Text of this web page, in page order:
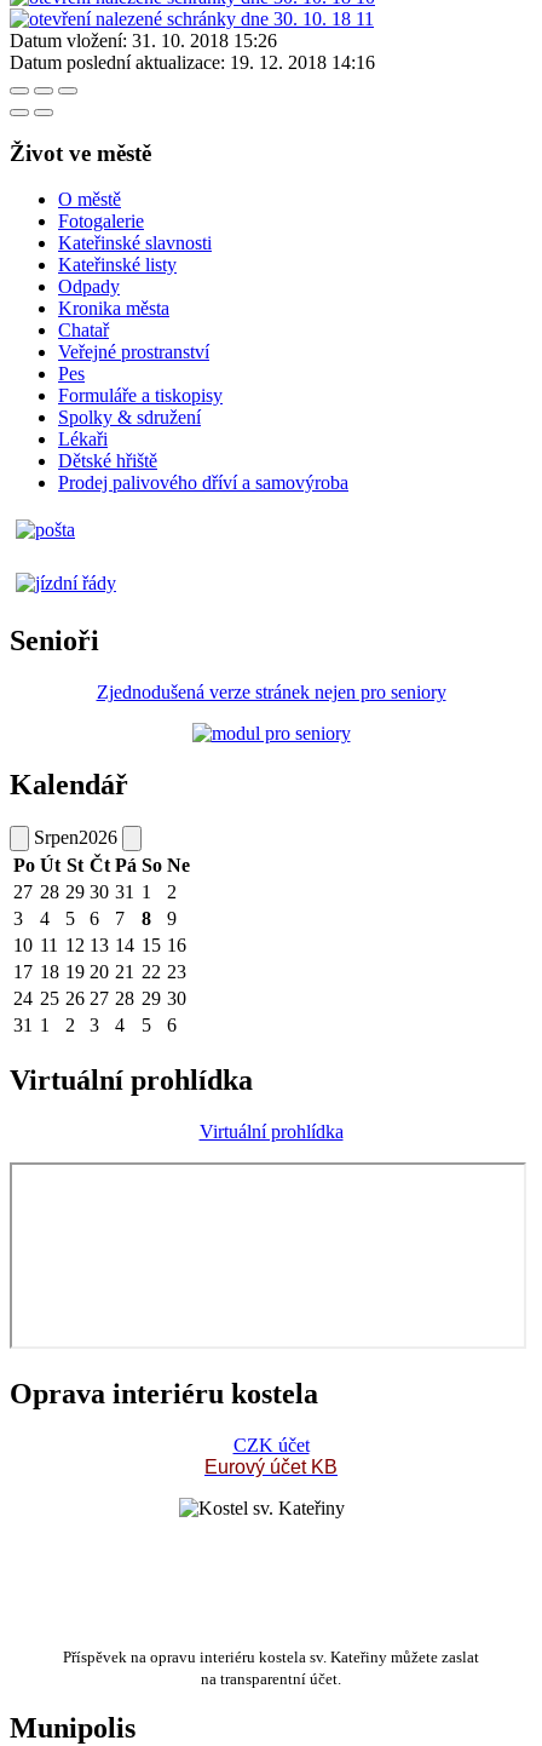
Datum vložení: 31. 10. 2018 15:26
Datum poslední aktualizace: 19. 12. 2018 14:16
Život ve městě
O městě
Fotogalerie
Kateřinské slavnosti
Kateřinské listy
Odpady
Kronika města
Chatař
Veřejné prostranství
Pes
Formuláře a tiskopisy
Spolky & sdružení
Lékaři
Dětské hřiště
Prodej palivového dříví a samovýroba
Senioři
Zjednodušená verze stránek nejen pro seniory
Kalendář
Srpen2026
Po Út St Čt Pá So Ne
27 28 29 30 31 1
2
3
4 5 6 7 8
9
10 11 12 13 14 15 16
17 18 19 20 21 22 23
24 25 26 27 28 29 30
31 1 2 3 4 5 6
Virtuální prohlídka
Virtuální prohlídka
Oprava interiéru kostela
CZK účet
Eurový účet KB
Příspěvek na opravu interiéru kostela sv. Kateřiny můžete zaslat
na transparentní účet.
Munipolis